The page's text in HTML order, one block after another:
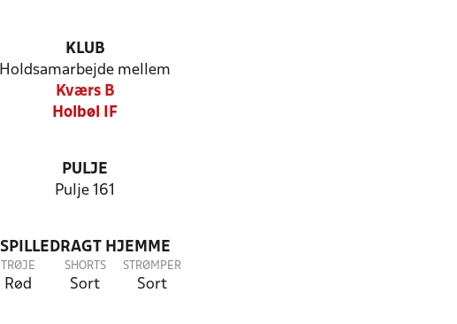
KLUB
Holdsamarbejde mellem
Kværs B
Holbøl IF
PULJE
Pulje 161
SPILLEDRAGT HJEMME
TRØJE
Rød
SHORTS
Sort
STRØMPER
Sort